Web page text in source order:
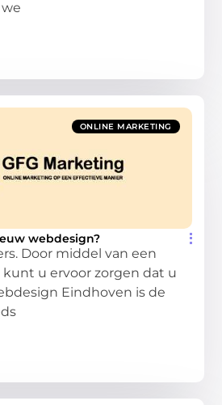
ONLINE MARKETING
webdesign?
Door middel van een
u ervoor zorgen dat u
Eindhoven is de